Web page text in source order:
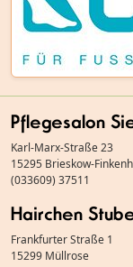
Pflegesalon
Karl-Marx-Straße 23
15295 Brieskow-
(033609) 37511
Hairchen
Frankfurter Straße 1
15299 Müllrose